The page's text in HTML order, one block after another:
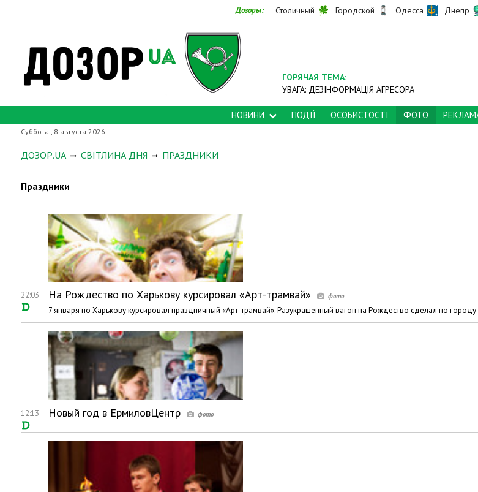
Дозоры: Столичный Городской Одесса Днепр
ГОРЯЧАЯ ТЕМА:
УВАГА: ДЕЗІНФОРМАЦІЯ АГРЕСОРА
НОВИНИ ПОДІЇ ОСОБИСТОСТІ ФОТО
Суббота , 8 августа 2026
ДОЗОР.UA СВІТЛИНА ДНЯ ПРАЗДНИКИ
Праздники
22:03 На Рождество по Харькову курсировал «Арт-трамвай»
7 января по Харькову курсировал праздничный «Арт-трамвай». Разукрашенный вагон на Рождество сделал по городу
12:13 Новый год в ЕрмиловЦентр